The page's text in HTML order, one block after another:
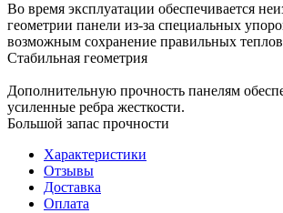
Во время эксплуатации обеспечивается
геометрии панели из-за специальных
возможным сохранение правильных
Стабильная геометрия
Дополнительную прочность панелям
усиленные ребра жесткости.
Большой запас прочности
Характеристики
Отзывы
Доставка
Оплата